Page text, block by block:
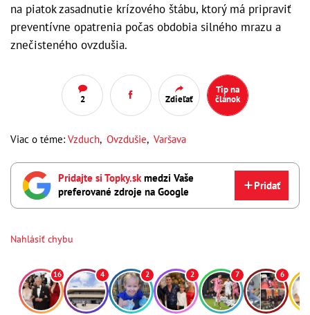
na piatok zasadnutie krízového štábu, ktorý má pripraviť
preventívne opatrenia počas obdobia silného mrazu a
znečisteného ovzdušia.
2 Zdieľať
Tip na
článok
Viac o téme: Vzduch, Ovzdušie, Varšava
Pridajte si Topky.skmedzi Vaše
preferované zdroje na Google
Pridať
Nahlásiť chybu
16 4 2 2 7 6